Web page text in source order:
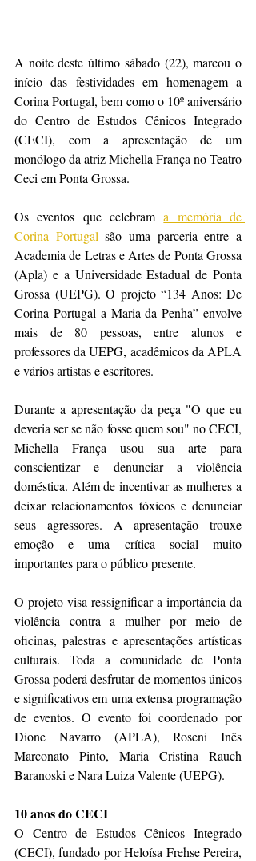
A noite deste último sábado (22), marcou o
início das festividades em homenagem a
Corina Portugal, bem como o 10º aniversário
do Centro de Estudos Cênicos Integrado
(CECI), com a apresentação de um
monólogo da atriz Michella França no Teatro
Ceci em Ponta Grossa.
Os eventos que celebram a memória de
Corina Portugal são uma parceria entre a
Academia de Letras e Artes de Ponta Grossa
(Apla) e a Universidade Estadual de Ponta
Grossa (UEPG). O projeto “134 Anos: De
Corina Portugal a Maria da Penha” envolve
mais de 80 pessoas, entre alunos e
professores da UEPG, acadêmicos da APLA
e vários artistas e escritores.
Durante a apresentação da peça "O que eu
deveria ser se não fosse quem sou" no CECI,
Michella França usou sua arte para
conscientizar e denunciar a violência
doméstica. Além de incentivar as mulheres a
deixar relacionamentos tóxicos e denunciar
seus agressores. A apresentação trouxe
emoção e uma crítica social muito
importantes para o público presente.
O projeto visa ressignificar a importância da
violência contra a mulher por meio de
oficinas, palestras e apresentações artísticas
culturais. Toda a comunidade de Ponta
Grossa poderá desfrutar de momentos únicos
e significativos em uma extensa programação
de eventos. O evento foi coordenado por
Dione Navarro (APLA), Roseni Inês
Marconato Pinto, Maria Cristina Rauch
Baranoski e Nara Luiza Valente (UEPG).
10 anos do CECI
O Centro de Estudos Cênicos Integrado
(CECI), fundado por Heloísa Frehse Pereira,